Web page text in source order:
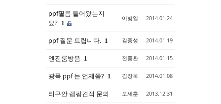
ppf필름 들어왔는지
요? 1
이병일 2014.01.24
ppf 질문 드립니다. 1 김종성 2014.01.19
엔진룸방음 1 전종환 2014.01.15
광폭 ppf 는 언제쯤? 1 김장욱 2014.01.08
티구안 랩핑견적 문의 오세훈 2013.12.31